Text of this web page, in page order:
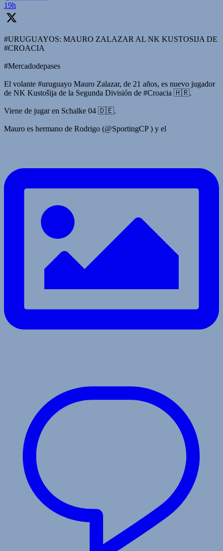
19h
#URUGUAYOS: MAURO ZALAZAR AL NK KUSTOSIJA DE
#CROACIA
#Mercadodepases
El volante #uruguayo Mauro Zalazar, de 21 años, es nuevo jugador
de NK Kustošija de la Segunda División de #Croacia 🇭🇷.
Viene de jugar en Schalke 04 🇩🇪.
Mauro es hermano de Rodrigo (@SportingCP ) y el